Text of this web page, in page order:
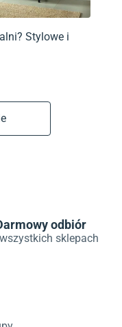
Stylowe i
odbiór
sklepach